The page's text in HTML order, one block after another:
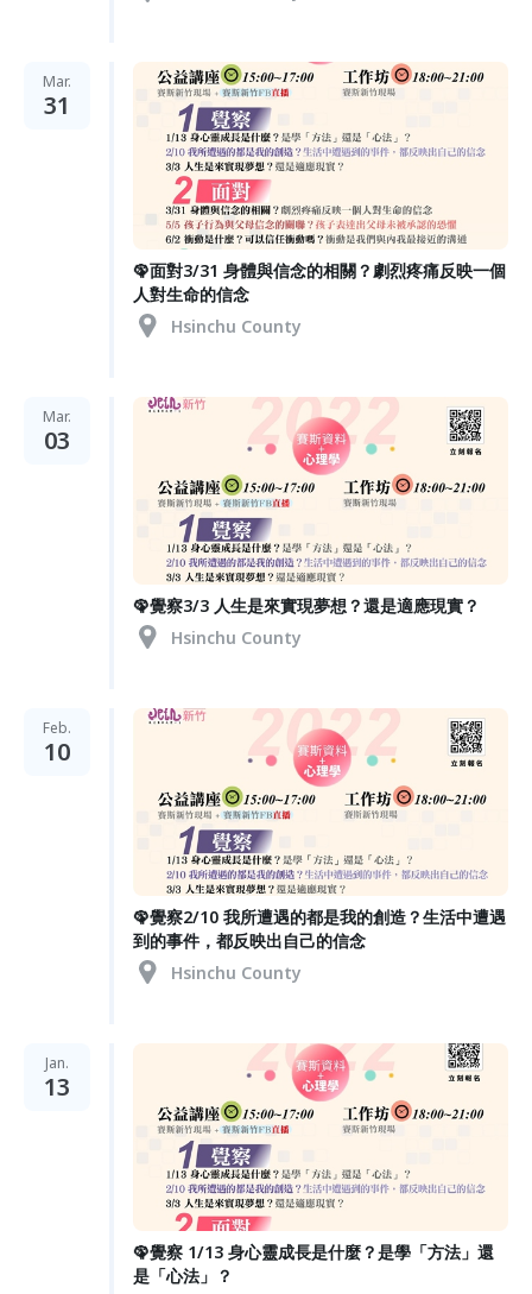
Mar.
31
🦚面對3/31 身體與信念的相關？劇烈疼痛反映一個
人對生命的信念
Hsinchu County
Mar.
03
🦚覺察3/3 人生是來實現夢想？還是適應現實？
Hsinchu County
Feb.
10
🦚覺察2/10 我所遭遇的都是我的創造？生活中遭遇
到的事件，都反映出自己的信念
Hsinchu County
Jan.
13
🦚覺察 1/13 身心靈成長是什麼？是學「方法」還
是「心法」？